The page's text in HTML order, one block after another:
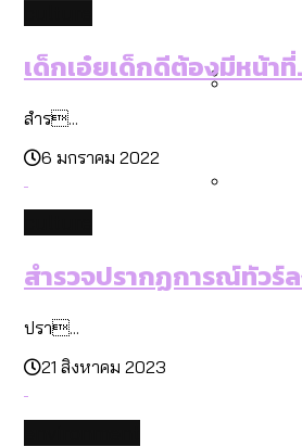
เด็กเอ๋ยเด็กดีต้องมีหน้า
สำร...
6 มกราคม 2022
สำรวจปรากฏการณ์ทัวร์ล
ปรา...
21 สิงหาคม 2023